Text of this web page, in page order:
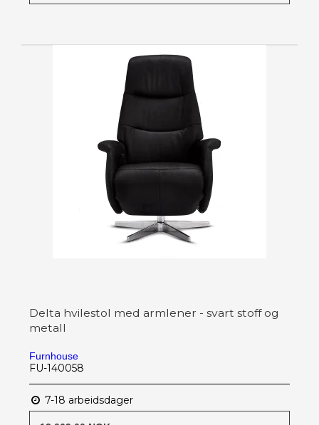
Delta hvilestol med armlener - svart stoff og
metall
Furnhouse
FU-140058
7-18 arbeidsdager